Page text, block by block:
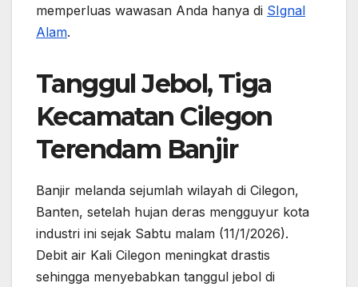
memperluas wawasan Anda hanya di SIgnal
Alam.
Tanggul Jebol, Tiga
Kecamatan Cilegon
Terendam Banjir
Banjir melanda sejumlah wilayah di Cilegon,
Banten, setelah hujan deras mengguyur kota
industri ini sejak Sabtu malam (11/1/2026).
Debit air Kali Cilegon meningkat drastis
sehingga menyebabkan tanggul jebol di